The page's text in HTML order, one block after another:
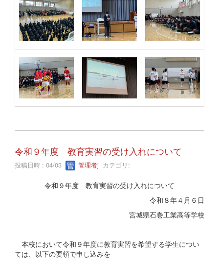
令和９年度 教育実習の受け入れについて
投稿日時 : 04/03 管理者j カテゴリ:
令和９年度 教育実習の受け入れについて
令和８年４月６日
宮城県石巻工業高等学校
本校において令和９年度に教育実習を希望する学生につい
ては、以下の要領で申し込みを